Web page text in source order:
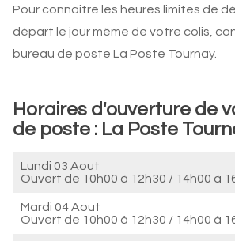
Pour connaitre les heures limites de
départ le jour même de votre colis,
bureau de poste La Poste Tournay.
Horaires d'ouverture de
de poste : La Poste
Lundi 03 Aout
Ouvert de 10h00 à 12h30 / 14h00 à
Mardi 04 Aout
Ouvert de 10h00 à 12h30 / 14h00 à